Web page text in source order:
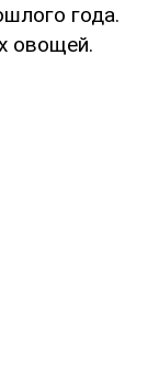
года.
овощей.